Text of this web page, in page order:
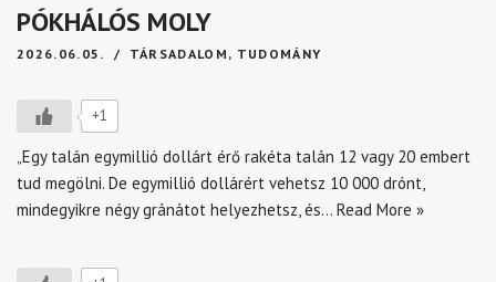
PÓKHÁLÓS MOLY
2026.06.05. TÁRSADALOM , TUDOMÁNY
+1
„Egy talán egymillió dollárt érő rakéta talán 12 vagy 20 embert
tud megölni. De egymillió dollárért vehetsz 10 000 drónt,
mindegyikre négy gránátot helyezhetsz, és… Read More »